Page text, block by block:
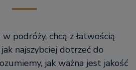
podróży, chcą z łatwością
najszybciej dotrzeć do
jak ważna jest jakość